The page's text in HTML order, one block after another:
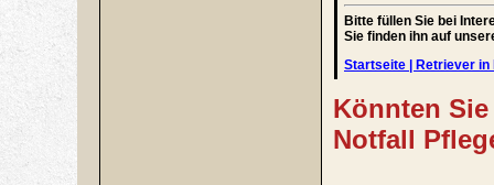
Bitte füllen Sie bei
Sie finden ihn auf
Startseite | Retriever in
Könnten
Notfall